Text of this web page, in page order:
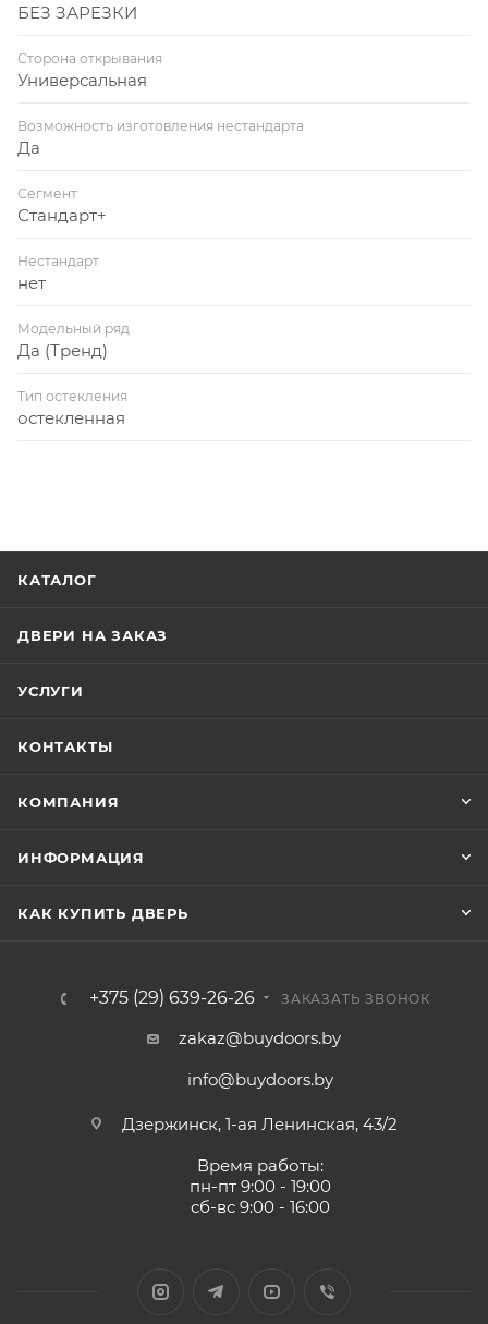
БЕЗ ЗАРЕЗКИ
Сторона открывания
Универсальная
Возможность изготовления нестандарта
Да
Сегмент
Стандарт+
Нестандарт
нет
Модельный ряд
Да (Тренд)
Тип остекления
остекленная
КАТАЛОГ
ДВЕРИ НА ЗАКАЗ
УСЛУГИ
КОНТАКТЫ
КОМПАНИЯ
ИНФОРМАЦИЯ
КАК КУПИТЬ ДВЕРЬ
+375 (29) 639-26-26 ЗАКАЗАТЬ ЗВОНОК
zakaz@buydoors.by
info@buydoors.by
Дзержинск, 1-ая Ленинская, 43/2
Время работы:
пн-пт 9:00 - 19:00
сб-вс 9:00 - 16:00